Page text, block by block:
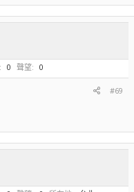
0 聲望 0
#69